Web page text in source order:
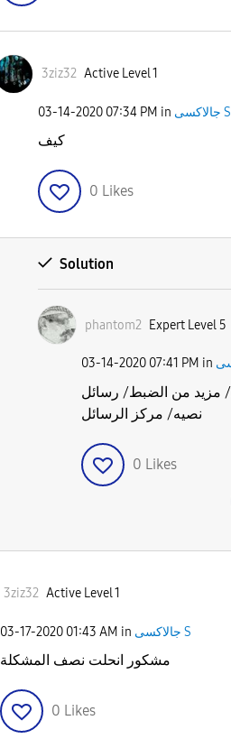
3ziz32 Active Level 1
‎03-14-2020 07:34 PM in جالاكسى S
كيف
0 Likes
Solution
phantom2 Expert Level 5
‎03-14-2020 07:41 PM in
مزيد من الضبط/ رسائل
نصيه/ مركز الرسائل
0 Likes
3ziz32 Active Level 1
‎03-17-2020 01:43 AM in جالاكسى S
مشكور انحلت نصف المشكلة
0 Likes